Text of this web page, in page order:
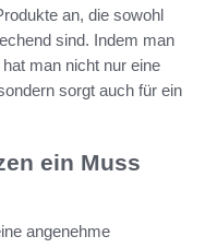
an, die sowohl
sind. Indem man
man nicht nur eine
sorgt auch für ein
ein Muss
angenehme